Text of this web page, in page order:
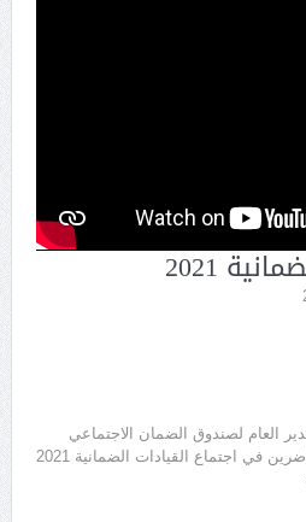
2021
العام لصندوق الضمان الاجتماعي
في اجتماع القيادات الضمانية 2021